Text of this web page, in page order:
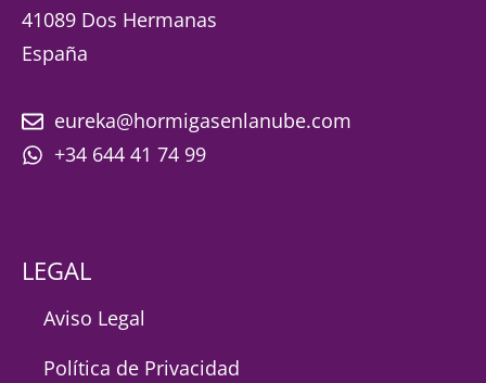
41089 Dos Hermanas
España
eureka@hormigasenlanube.com
+34 644 41 74 99
LEGAL
Aviso Legal
Política de Privacidad